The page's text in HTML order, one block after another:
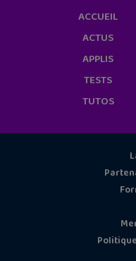
ACCUEIL
ACTUS
APPLIS
TESTS
TUTOS